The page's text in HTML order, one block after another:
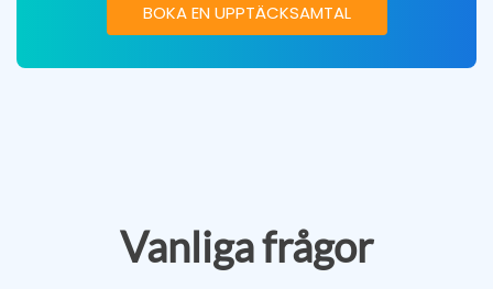
BOKA EN UPPTÄCKSAMTAL
Vanliga frågor